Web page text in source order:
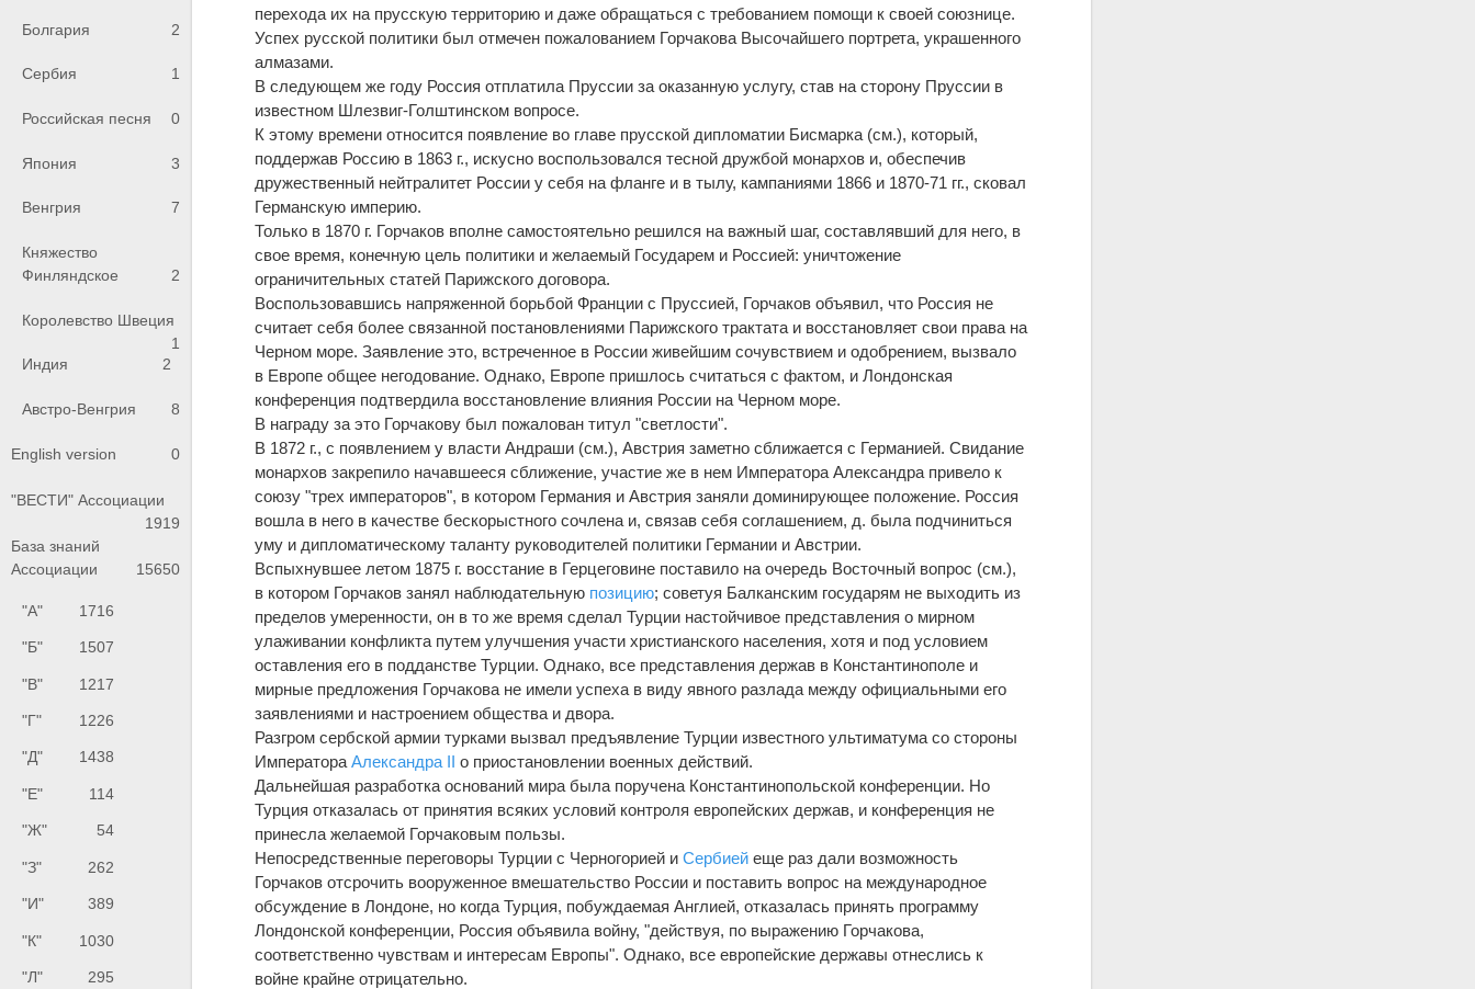
Болгария 2
Сербия 1
Российская песня 0
Япония 3
Венгрия 7
Княжество
Финляндское
2
Королевство Швеция
1
Индия
2
Австро-Венгрия 8
English version 0
"ВЕСТИ" Ассоциации
1919
База знаний
Ассоциации
15650
"А" 1716
"Б" 1507
"В" 1217
"Г" 1226
"Д" 1438
"Е" 114
"Ж" 54
"З" 262
"И" 389
"К" 1030
"Л" 295
перехода их на прусскую территорию и даже обращаться с требованием помощи к своей союзнице.
Успех русской политики был отмечен пожалованием Горчакова Высочайшего портрета, украшенного
алмазами.
В следующем же году Россия отплатила Пруссии за оказанную услугу, став на сторону Пруссии в
известном Шлезвиг-Голштинском вопросе.
К этому времени относится появление во главе прусской дипломатии Бисмарка (см.), который,
поддержав Россию в 1863 г., искусно воспользовался тесной дружбой монархов и, обеспечив
дружественный нейтралитет России у себя на фланге и в тылу, кампаниями 1866 и 1870-71 гг., сковал
Германскую империю.
Только в 1870 г. Горчаков вполне самостоятельно решился на важный шаг, составлявший для него, в
свое время, конечную цель политики и желаемый Государем и Россией: уничтожение
ограничительных статей Парижского договора.
Воспользовавшись напряженной борьбой Франции с Пруссией, Горчаков объявил, что Россия не
считает себя более связанной постановлениями Парижского трактата и восстановляет свои права на
Черном море. Заявление это, встреченное в России живейшим сочувствием и одобрением, вызвало
в Европе общее негодование. Однако, Европе пришлось считаться с фактом, и Лондонская
конференция подтвердила восстановление влияния России на Черном море.
В награду за это Горчакову был пожалован титул "светлости".
В 1872 г., с появлением у власти Андраши (см.), Австрия заметно сближается с Германией. Свидание
монархов закрепило начавшееся сближение, участие же в нем Императора Александра привело к
союзу "трех императоров", в котором Германия и Австрия заняли доминирующее положение. Россия
вошла в него в качестве бескорыстного сочлена и, связав себя соглашением, д. была подчиниться
уму и дипломатическому таланту руководителей политики Германии и Австрии.
Вспыхнувшее летом 1875 г. восстание в Герцеговине поставило на очередь Восточный вопрос (см.),
в котором Горчаков занял наблюдательную позицию; советуя Балканским государям не выходить из
пределов умеренности, он в то же время сделал Турции настойчивое представления о мирном
улаживании конфликта путем улучшения участи христианского населения, хотя и под условием
оставления его в подданстве Турции. Однако, все представления держав в Константинополе и
мирные предложения Горчакова не имели успеха в виду явного разлада между официальными его
заявлениями и настроением общества и двора.
Разгром сербской армии турками вызвал предъявление Турции известного ультиматума со стороны
ИмператораАлександра II о приостановлении военных действий.
Дальнейшая разработка оснований мира была поручена Константинопольской конференции. Но
Турция отказалась от принятия всяких условий контроля европейских держав, и конференция не
принесла желаемой Горчаковым пользы.
Непосредственные переговоры Турции с Черногорией иСербией еще раз дали возможность
Горчаков отсрочить вооруженное вмешательство России и поставить вопрос на международное
обсуждение в Лондоне, но когда Турция, побуждаемая Англией, отказалась принять программу
Лондонской конференции, Россия объявила войну, "действуя, по выражению Горчакова,
соответственно чувствам и интересам Европы". Однако, все европейские державы отнеслись к
войне крайне отрицательно.